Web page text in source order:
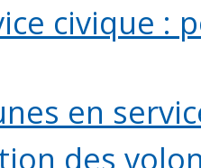
civique :
en
des